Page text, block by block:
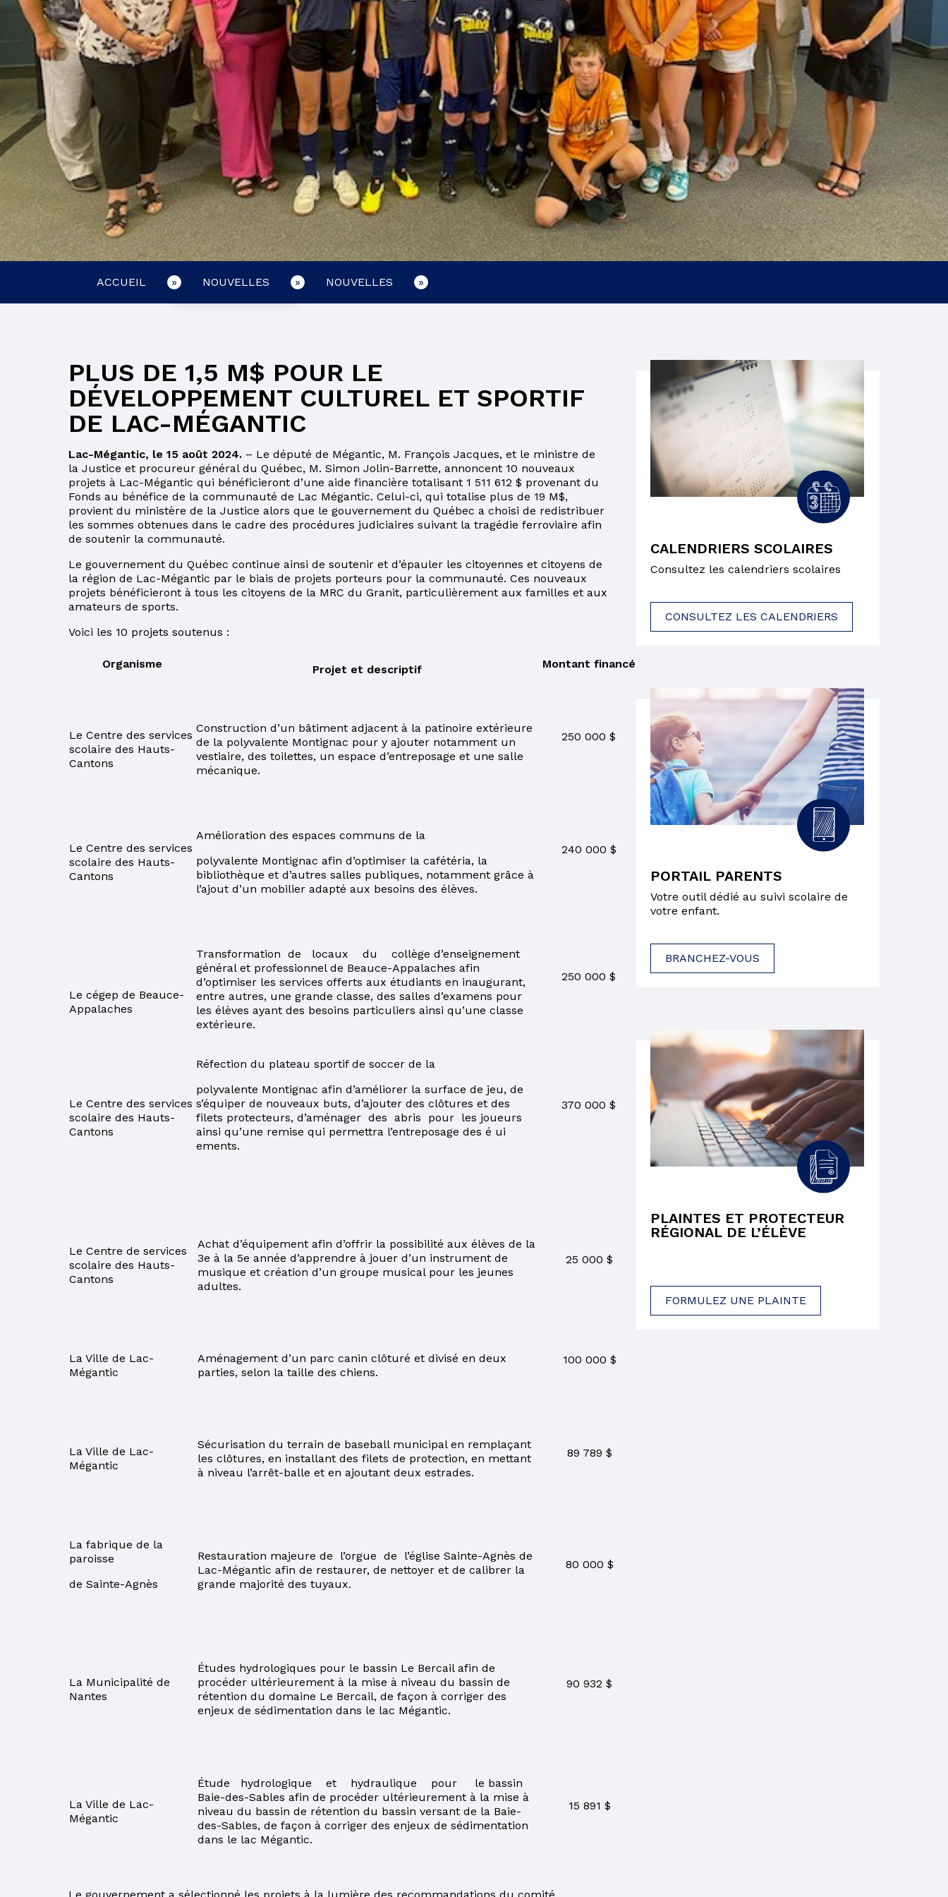
COMITÉ DE PARENTS
ÉLÈVES HANDICAPÉS OU EN DIFFICULTÉS
D’APPRENTISSAGE
COMITÉ EHDAA
ENSEIGNEMENT À LA MAISON
PLAINTES ET PROTECTEUR RÉGIONAL DE
L’ÉLÈVE
LIENS UTILES
ACCUEIL NOUVELLES
LIRE AVEC SON
ENFANT
BULLETIN
APPRENTISSAGES
BULLETIN ET
RELEVÉ DES
APPRENTISSAGES
CLIC ÉCOLE
COURS D’ÉTÉ AU
SECONDAIRE
SITUATION
SUIVRE POUR LE
PAIEMENT DE LA
TAXE SCOLAIRE
PAR INTERNET
POUR MIEUX
COMPRENDRE
VOTRE COMPTE DE
TAXES
FORMATIONS
ACCÈS À L’ÉGALITÉ
NOUVELLES
PLUS DE 1,5 M$ POUR LE
DÉVELOPPEMENT CULTUREL ET SPORTIF
DE LAC-MÉGANTIC
Lac-Mégantic, le 15 août 2024. – Le député de Mégantic, M. François Jacques, et le ministre de
la Justice et procureur général du Québec, M. Simon Jolin-Barrette, annoncent 10 nouveaux
projets à Lac-Mégantic qui bénéficieront d’une aide financière totalisant 1 511 612 $ provenant du
Fonds au bénéfice de la communauté de Lac­ Mégantic. Celui-ci, qui totalise plus de 19 M$,
provient du ministère de la Justice alors que le gouvernement du Québec a choisi de redistribuer
les sommes obtenues dans le cadre des procédures judiciaires suivant la tragédie ferroviaire afin
de soutenir la communauté.
Le gouvernement du Québec continue ainsi de soutenir et d’épauler les citoyennes et citoyens de
la région de Lac-Mégantic par le biais de projets porteurs pour la communauté. Ces nouveaux
projets bénéficieront à tous les citoyens de la MRC du Granit, particulièrement aux familles et aux
amateurs de sports.
Voici les 10 projets soutenus :
Organisme Projet et descriptif Montant financé
Le Centre des services
scolaire des Hauts-
Cantons
Construction d’un bâtiment adjacent à la patinoire extérieure
de la polyvalente Montignac pour y ajouter notamment un
vestiaire, des toilettes, un espace d’entreposage et une salle
mécanique.
250 000 $
Le Centre des services
scolaire des Hauts-
Cantons
Amélioration des espaces communs de la
polyvalente Montignac afin d’optimiser la cafétéria, la
bibliothèque et d’autres salles publiques, notamment grâce à
l’ajout d’un mobilier adapté aux besoins des élèves.
240 000 $
Le cégep de Beauce­
Appalaches
Transformation de locaux du collège d’enseignement
général et professionnel de Beauce-Appalaches afin
d’optimiser les services offerts aux étudiants en inaugurant,
entre autres, une grande classe, des salles d’examens pour
les élèves ayant des besoins particuliers ainsi qu’une classe
extérieure.
250 000 $
Le Centre des services
scolaire des Hauts-
Cantons
Réfection du plateau sportif de soccer de la
polyvalente Montignac afin d’améliorer la surface de jeu, de
s’équiper de nouveaux buts, d’ajouter des clôtures et des
filets protecteurs, d’aménager des abris pour les joueurs
ainsi qu’une remise qui permettra l’entreposage des é ui
ements.
370 000 $
Le Centre de services
scolaire des Hauts-
Cantons
Achat d’équipement afin d’offrir la possibilité aux élèves de la
3e à la 5e année d’apprendre à jouer d’un instrument de
musique et création d’un groupe musical pour les jeunes
adultes.
25 000 $
La Ville de Lac­
Mégantic
Aménagement d’un parc canin clôturé et divisé en deux
parties, selon la taille des chiens.
100 000 $
La Ville de Lac­
Mégantic
Sécurisation du terrain de baseball municipal en remplaçant
les clôtures, en installant des filets de protection, en mettant
à niveau l’arrêt-balle et en ajoutant deux estrades.
89 789 $
La fabrique de la
paroisse
de Sainte-Agnès
Restauration majeure de l’orgue de l’église Sainte-Agnès de
Lac-Mégantic afin de restaurer, de nettoyer et de calibrer la
grande majorité des tuyaux.
80 000 $
La Municipalité de
Nantes
Études hydrologiques pour le bassin Le Bercail afin de
procéder ultérieurement à la mise à niveau du bassin de
rétention du domaine Le Bercail, de façon à corriger des
enjeux de sédimentation dans le lac Mégantic.
90 932 $
La Ville de Lac­
Mégantic
Étude hydrologique et hydraulique pour le bassin
Baie-des-Sables afin de procéder ultérieurement à la mise à
niveau du bassin de rétention du bassin versant de la Baie-
des-Sables, de façon à corriger des enjeux de sédimentation
dans le lac Mégantic.
15 891 $
CALENDRIERS SCOLAIRES
Consultez les calendriers scolaires
CONSULTEZ LES CALENDRIERS
PORTAIL PARENTS
Votre outil dédié au suivi scolaire de
votre enfant.
BRANCHEZ-VOUS
PLAINTES ET PROTECTEUR
RÉGIONAL DE L’ÉLÈVE
FORMULEZ UNE PLAINTE